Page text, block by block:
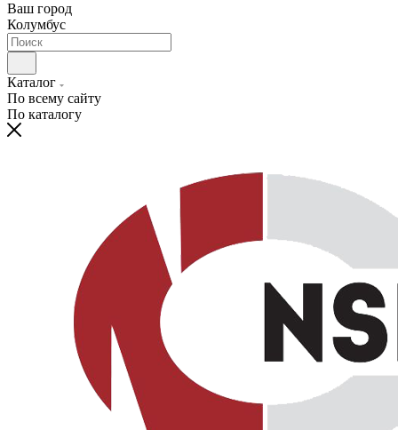
Ваш город
Колумбус
Каталог
По всему сайту
По каталогу